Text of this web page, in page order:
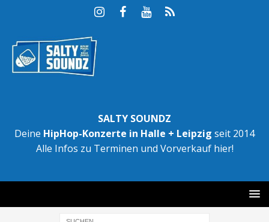
SALTY SOUNDZ
Deine HipHop-Konzerte in Halle + Leipzig seit 2014
Alle Infos zu Terminen und Vorverkauf hier!